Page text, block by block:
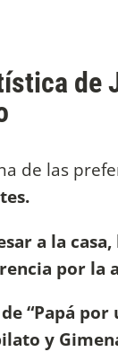
de
de las
a la
por la
“Papá por
y